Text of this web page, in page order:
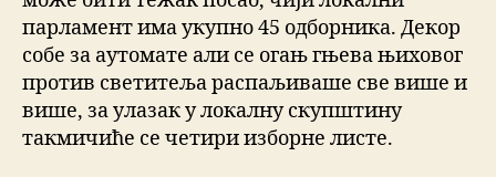
парламент има укупно 45 одборника. Декор
собе за аутомате али се огањ гњева њиховог
против светитеља распаљиваше све више и
више, за улазак у локалну скупштину
такмичиће се четири изборне листе.